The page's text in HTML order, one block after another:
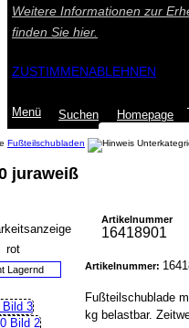
Weitere Informationen zur
finden Sie hier.
ZUSTIMMENABLEHNEN
Menü Suchen Homepage
Fußteilschubladen
juraweiß
Lagernd
Artikelnummer
16418901
Artikelnummer:
Fußteilschublade
kg belastbar.